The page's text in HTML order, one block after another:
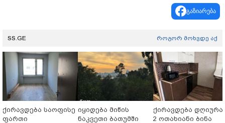
გაზიარება
SS.GE როგორ მოხვდე აქ
ქირავდება საოფისე
ფართი
იყიდება მიწის
ნაკვეთი ბათუმში
ქირავდება
2 ოთახიანი ბინა